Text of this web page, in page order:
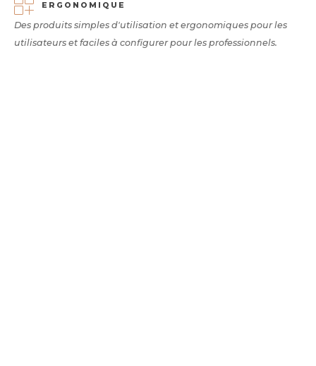
ERGONOMIQUE
Des produits simples d'utilisation et ergonomiques pour les
utilisateurs et faciles à configurer pour les professionnels.